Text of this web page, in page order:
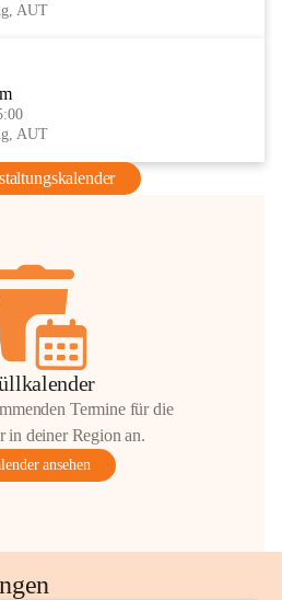
AUT
AUT
Termine für die
in deiner Region an.
ansehen